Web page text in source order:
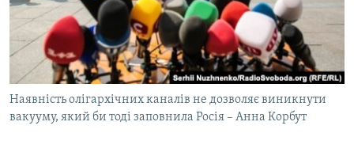
ВІДЕОУРОКИ «ELIFBE»
СВІДЧЕННЯ ОКУПАЦІЇ
УКРАЇНСЬКА ПРОБЛЕМА КРИМУ
ІНФОГРАФІКА
Русский
Qırımtatar
ДОЛУЧАЙСЯ!
Наявність олігархічних каналів не дозволяє виникнути
вакууму, який би тоді заповнила Росія – Анна Корбут